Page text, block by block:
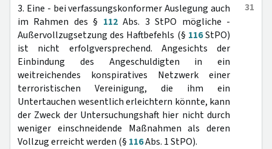
31
3. Eine - bei verfassungskonformer Auslegung auch
im Rahmen des § 112Abs. 3 StPO mögliche -
Außervollzugsetzung des Haftbefehls (§ 116StPO)
ist nicht erfolgversprechend. Angesichts der
Einbindung des Angeschuldigten in ein
weitreichendes konspiratives Netzwerk einer
terroristischen Vereinigung, die ihm ein
Untertauchen wesentlich erleichtern könnte, kann
der Zweck der Untersuchungshaft hier nicht durch
weniger einschneidende Maßnahmen als deren
Vollzug erreicht werden (§ 116Abs. 1 StPO).